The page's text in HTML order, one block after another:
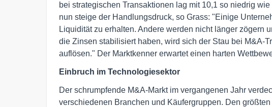
bei strategischen Transaktionen lag mit 10,1 so niedrig
nun steige der Handlungsdruck, so Grass: "Einige
Liquidität zu erhalten. Andere werden nicht länger zögern
die Zinsen stabilisiert haben, wird sich der Stau bei M&A-
auflösen." Der Marktkenner erwartet einen harten
Einbruch im Technologiesektor
Der schrumpfende M&A-Markt im vergangenen Jahr
verschiedenen Branchen und Käufergruppen. Den